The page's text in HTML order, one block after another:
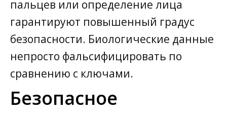
пальцев или определение лица
гарантируют повышенный градус
безопасности. Биологические данные
непросто фальсифицировать по
сравнению с ключами.
Безопасное